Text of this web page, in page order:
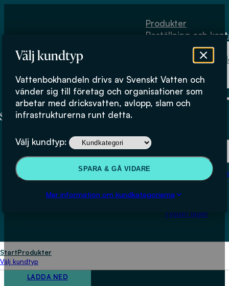
Välj kundtyp
Vattenbokhandeln drivs av Svenskt Vatten och
vänder sig till företag och organisationer som
arbetar med dricksvatten, avlopp, slam och
infrastrukturerna runt detta.
Välj kundtyp:
SPARA & GÅ VIDARE
Mer information om kundkategorierna
Produkter
Beställning och
Fysiskt lager
Beställning och kontakt
Om
Köpvillkor
Fysiskt lager
StartProdukter
Välj kundtyp
Utveckling av alternativ till Hg-
kommunalt avloppsvatten
LADDA NED